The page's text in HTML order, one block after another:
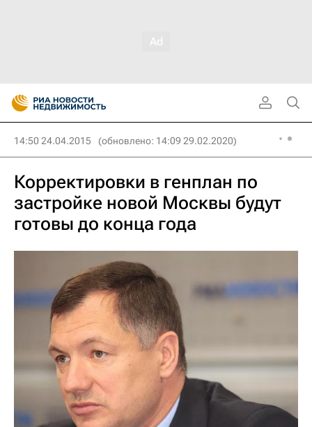
14:50 24.04.2015 (обновлено: 14:09 29.02.2020)
Корректировки в генплан по
застройке новой Москвы будут
готовы до конца года